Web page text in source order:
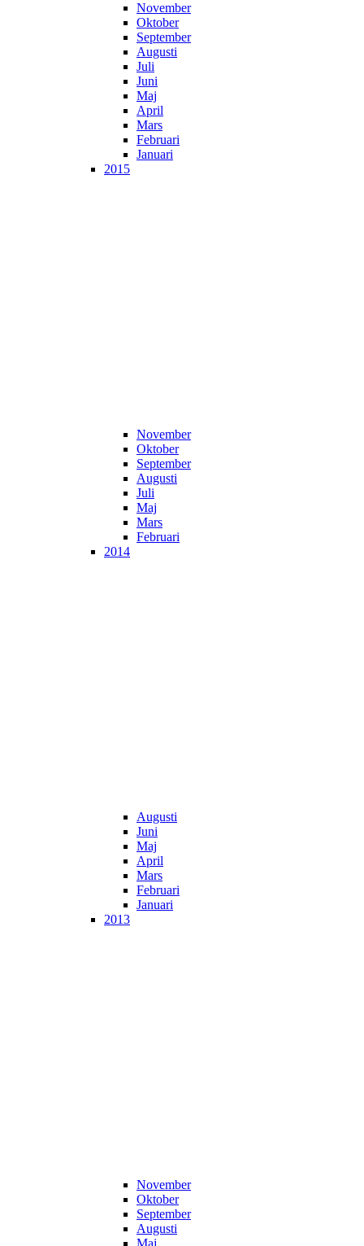
November
Oktober
September
Augusti
Juli
Juni
Maj
April
Mars
Februari
Januari
2015
November
Oktober
September
Augusti
Juli
Maj
Mars
Februari
2014
Augusti
Juni
Maj
April
Mars
Februari
Januari
2013
November
Oktober
September
Augusti
Maj